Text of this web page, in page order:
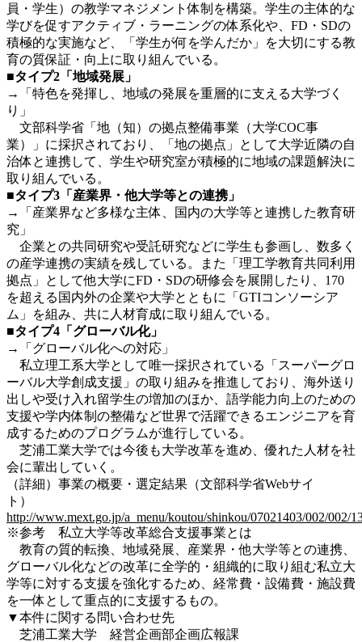
員・学生）の教学マネジメント体制を構築。学生の主体的な
学びを促すアクティブ・ラーニングの体系化や、FD・SDの
積極的な実施など、「学生が何を学んだか」を大切にする教
育の質保証・向上に取り組んでいる。
■タイプ2「地域発展」
→「特色を発揮し、地域の発展を重層的に支える大学づく
り」
文部科学省「地（知）の拠点整備事業（大学COC事
業）」に採択されており、「地の拠点」として大学近隣の自
治体と連携して、学生や研究室が積極的に地域の課題解決に
取り組んでいる。
■タイプ3「産業界・他大学等との連携」
→「産業界など多様な主体、国内の大学等と連携した教育研
究」
企業との共同研究や受託研究などに学生も参画し、数多く
の産学連携の実績を残している。また「理工学教育共同利用
拠点」として他大学にFD・SDの研修会を展開したり、170
を超える国内外の企業や大学とともに「GTIコンソーシア
ム」を組み、共に人材育成に取り組んでいる。
■タイプ4「グローバル化」
→「グローバル化への対応」
私立理工系大学として唯一採択されている「スーパーグロ
ーバル大学創成支援」の取り組みを推進しており、海外送り
出しや受け入れ留学生の増加のほか、語学能力向上のための
支援や学内体制の整備など世界で活躍できるエンジニアを育
成するためのプログラムが進行している。
芝浦工業大学では今後も大学改革を進め、優れた人材を社
会に輩出していく。
（詳細）事業の概要・選定結果（文部科学省Webサイ
ト）
http://www.mext.go.jp/a_menu/koutou/shinkou/07021403/002/002/
※参考 私立大学等改革総合支援事業とは
教育の質的転換、地域発展、産業界・他大学等との連携、
グローバル化などの改革に全学的・組織的に取り組む私立大
学等に対する支援を強化するため、経常費・設備費・施設費
を一体として重点的に支援するもの。
▼本件に関する問い合わせ先
芝浦工業大学 経営企画部企画広報課